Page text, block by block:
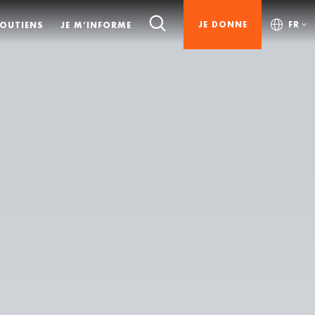
JE M’INFORME JE DONNE FR